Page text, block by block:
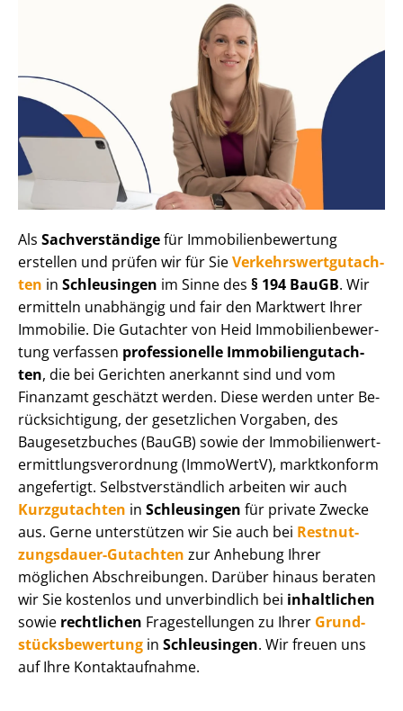
Als Sachverständigefür Im­mo­bi­li­en­be­wer­tung
erstellen und prüfen wir für SieVer­kehrs­wert­gut­ach­
ten in Schleusingen im Sinne des § 194 BauGB. Wir
ermitteln unabhängig und fair den Marktwert Ihrer
Immobilie. Die Gutachter von Heid Im­mo­bi­li­en­be­wer­
tung verfassen professionelle Im­mo­bi­li­en­gut­ach­
ten, die bei Gerichten anerkannt sind und vom
Finanzamt geschätzt werden. Diese werden unter Be­
rück­sich­ti­gung, der gesetzlichen Vorgaben, des
Baugesetzbuches (BauGB) sowie der Im­mo­bi­li­en­wert­
ermitt­lungs­ver­ord­nung (ImmoWertV), marktkonform
angefertigt. Selbst­ver­ständ­lich arbeiten wir auch
Kurzgutachten in Schleusingen für private Zwecke
aus. Gerne unterstützen wir Sie auch bei Rest­nut­
zungs­dau­er-Gutachten zur Anhebung Ihrer
möglichen Abschreibungen. Darüber hinaus beraten
wir Sie kostenlos und unverbindlich bei inhaltlichen
sowie rechtlichen Fragestellungen zu Ihrer Grund­
stücks­be­wer­tung in Schleusingen. Wir freuen uns
auf Ihre Kontaktaufnahme.